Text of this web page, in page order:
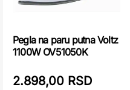
Pegla na paru putna Voltz
1100W OV51050K
2.898,00 RSD